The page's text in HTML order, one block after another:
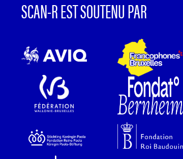
SCAN-R EST SOUTENU PAR